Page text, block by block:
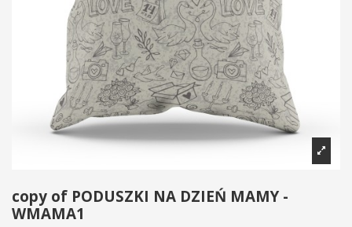
copy of PODUSZKI NA DZIEŃ MAMY -
WMAMA1